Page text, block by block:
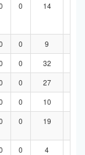
0 14
0 9
0 32
0 27
0 10
0 19
0 4